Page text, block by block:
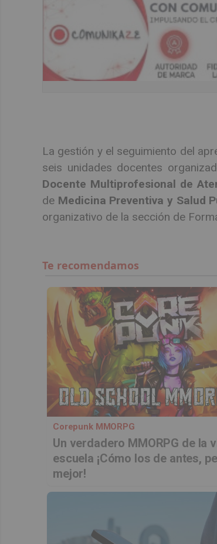
La gestión y el seguimiento del
seis unidades docentes
Docente Multiprofesional de
de Medicina Preventiva y Salud
organizativo de la sección de
Corepunk MMORPG
Un verdadero MMORPG de la
escuela ¡Cómo los de antes,
mejor!